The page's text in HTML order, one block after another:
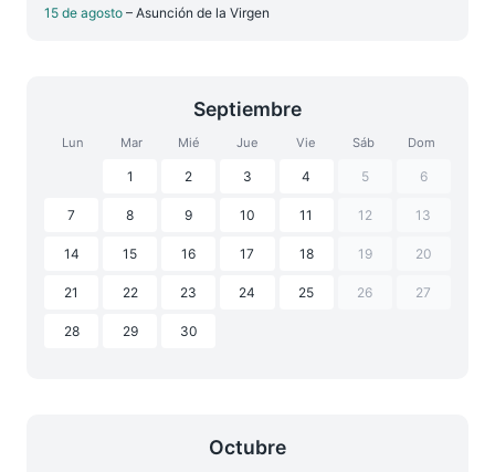
15 de agosto – Asunción de la Virgen
Septiembre
Lun Mar Mié Jue Vie Sáb Dom
1 2 3 4 5 6
7 8 9 10 11 12 13
14 15 16 17 18 19 20
21 22 23 24 25 26 27
28 29 30
Octubre